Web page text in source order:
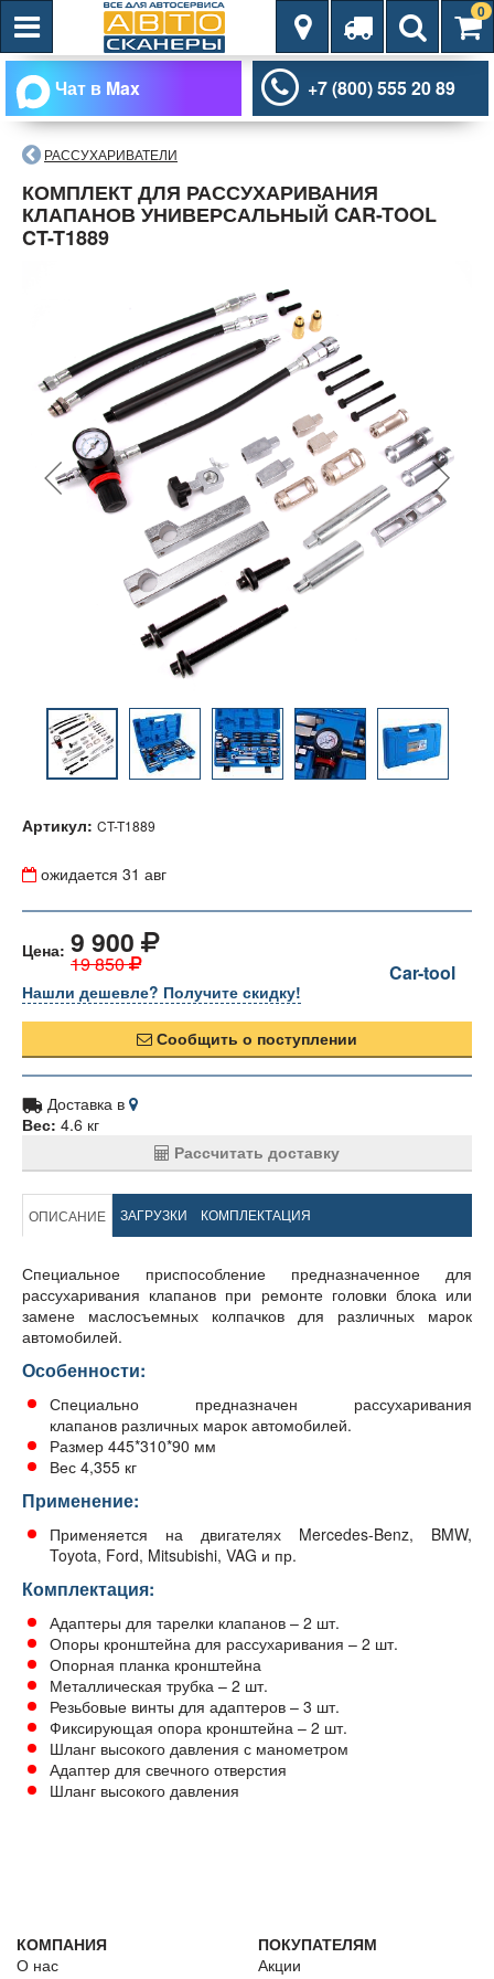
0
Чат в Max +7 (800) 555 20 89
РАССУХАРИВАТЕЛИ
КОМПЛЕКТ ДЛЯ РАССУХАРИВАНИЯ
КЛАПАНОВ УНИВЕРСАЛЬНЫЙ CAR-TOOL
CT-T1889
Артикул: CT-T1889
ожидается 31 авг
Цена: 9 900
19 850 Car-tool
Нашли дешевле? Получите скидку!
Сообщить о поступлении
Доставка в
Вес: 4.6 кг
Рассчитать доставку
ОПИСАНИЕ ЗАГРУЗКИ КОМПЛЕКТАЦИЯ
Специальное приспособление предназначенное для
рассухаривания клапанов при ремонте головки блока или
замене маслосъемных колпачков для различных марок
автомобилей.
Особенности:
Специально предназначен рассухаривания
клапанов различных марок автомобилей.
Размер 445*310*90 мм
Вес 4,355 кг
Применение:
Применяется на двигателях Mercedes-Benz, BMW,
Toyota, Ford, Mitsubishi, VAG и пр.
Комплектация:
Адаптеры для тарелки клапанов – 2 шт.
Опоры кронштейна для рассухаривания – 2 шт.
Опорная планка кронштейна
Металлическая трубка – 2 шт.
Резьбовые винты для адаптеров – 3 шт.
Фиксирующая опора кронштейна – 2 шт.
Шланг высокого давления с манометром
Адаптер для свечного отверстия
Шланг высокого давления
КОМПАНИЯ
О нас
ПОКУПАТЕЛЯМ
Акции